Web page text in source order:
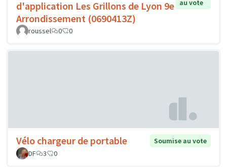
d'application Les Grillons de Lyon 9e
Arrondissement (0690413Z)
au vote
roussel 0 0
Vélo chargeur de portable
Soumise au vote
DF
3 0